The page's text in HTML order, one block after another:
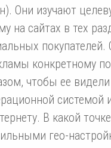
Они изучают
на сайтах в тех
конкретному
чтобы ее видели
В какой
гео-